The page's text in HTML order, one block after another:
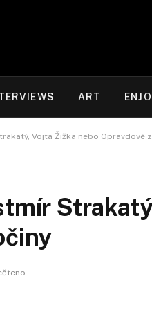
ART
Vojta Žižka nebo Opravdové